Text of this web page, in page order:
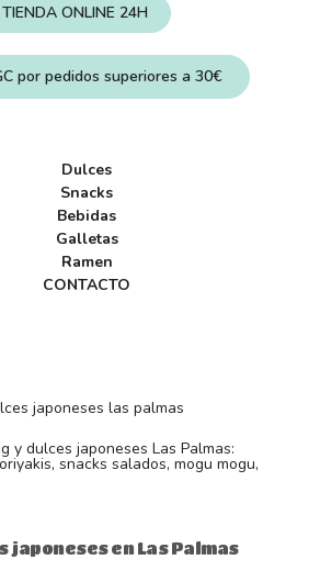
y dulces japoneses Las Palmas:
snacks salados, mogu mogu,
japoneses en Las Palmas
Dulces
Snacks
Bebidas
Galletas
Ramen
CONTACTO
TIENDA ONLINE 24H
por pedidos superiores a 30€